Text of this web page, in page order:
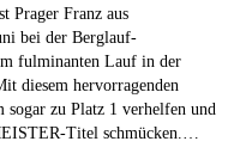
Prager Franz aus
bei der Berglauf-
fulminanten Lauf in der
diesem hervorragenden
sogar zu Platz 1 verhelfen und
Titel schmücken.…